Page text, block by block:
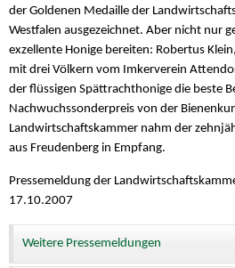
der Goldenen Medaille der
Westfalen ausgezeichnet. Aber nicht nur
exzellente Honige bereiten: Robertus
mit drei Völkern vom Imkerverein
der flüssigen Spättrachthonige die beste
Nachwuchssonderpreis von der
Landwirtschaftskammer nahm der
aus Freudenberg in Empfang.
Pressemeldung der
17.10.2007
Weitere Pressemeldungen